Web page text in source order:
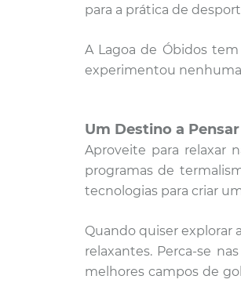
para a prática de
A Lagoa de Óbidos
experimentou nenhuma
Um Destino a
Aproveite para relaxar
programas de
tecnologias para criar
Quando quiser explorar
relaxantes. Perca-se
melhores campos de